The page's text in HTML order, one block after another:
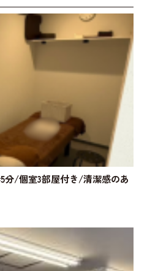
5分/個室3部屋付き/清潔感のあ